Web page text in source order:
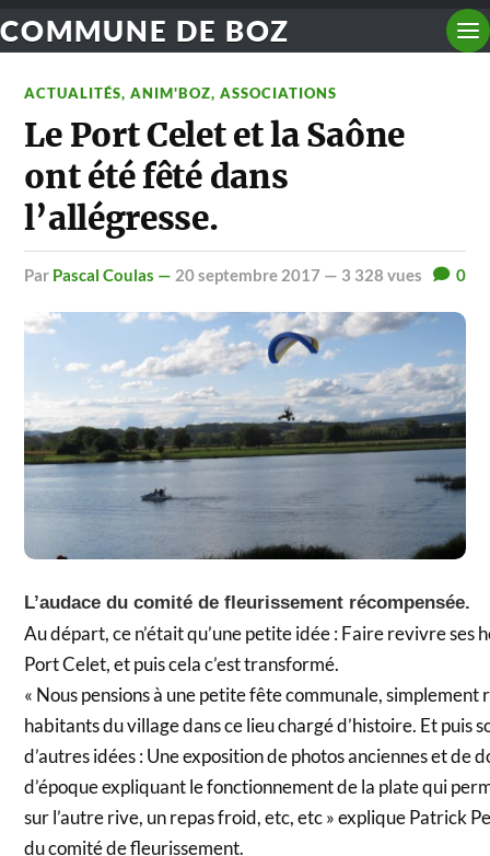
COMMUNE DE BOZ
ACTUALITÉS,ANIM'BOZ,ASSOCIATIONS
Le Port Celet et la Saône
ont été fêté dans
l’allégresse.
par Pascal Coulas — 20 septembre 2017 — 3 328 vues 0
L’audace du comité de fleurissement récompensée.
Au départ, ce n’était qu’une petite idée : Faire revivre ses
Port Celet, et puis cela c’est transformé.
« Nous pensions à une petite fête communale, simplement
habitants du village dans ce lieu chargé d’histoire. Et puis
d’autres idées : Une exposition de photos anciennes et de
d’époque expliquant le fonctionnement de la plate qui
sur l’autre rive, un repas froid, etc, etc » explique Patrick
du comité de fleurissement.